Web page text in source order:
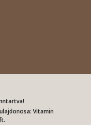
Vitamin